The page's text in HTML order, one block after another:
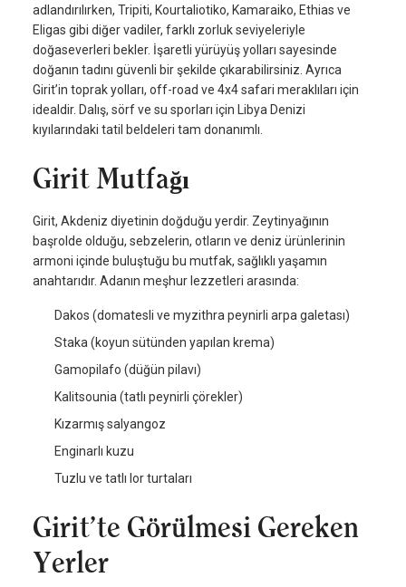
adlandırılırken, Tripiti, Kourtaliotiko, Kamaraiko, Ethias ve
Eligas gibi diğer vadiler, farklı zorluk seviyeleriyle
doğaseverleri bekler. İşaretli yürüyüş yolları sayesinde
doğanın tadını güvenli bir şekilde çıkarabilirsiniz. Ayrıca
Girit’in toprak yolları, off-road ve 4x4 safari meraklıları için
idealdir. Dalış, sörf ve su sporları için Libya Denizi
kıyılarındaki tatil beldeleri tam donanımlı.
Girit Mutfağı
Girit, Akdeniz diyetinin doğduğu yerdir. Zeytinyağının
başrolde olduğu, sebzelerin, otların ve deniz ürünlerinin
armoni içinde buluştuğu bu mutfak, sağlıklı yaşamın
anahtarıdır. Adanın meşhur lezzetleri arasında:
Dakos (domatesli ve myzithra peynirli arpa galetası)
Staka (koyun sütünden yapılan krema)
Gamopilafo (düğün pilavı)
Kalitsounia (tatlı peynirli çörekler)
Kızarmış salyangoz
Enginarlı kuzu
Tuzlu ve tatlı lor turtaları
Girit’te Görülmesi Gereken
Yerler